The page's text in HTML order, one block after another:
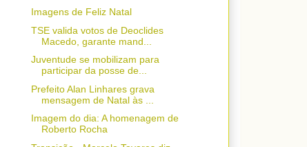
Imagens de Feliz Natal
TSE valida votos de Deoclides
Macedo, garante mand...
Juventude se mobilizam para
participar da posse de...
Prefeito Alan Linhares grava
mensagem de Natal às ...
Imagem do dia: A homenagem de
Roberto Rocha